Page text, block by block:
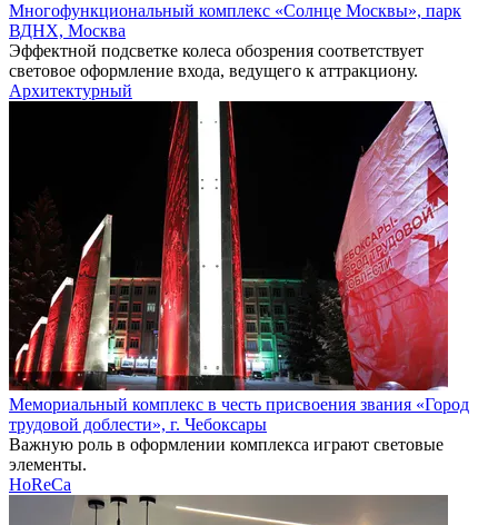
Многофункциональный комплекс «Солнце Москвы», парк
ВДНХ, Москва
Эффектной подсветке колеса обозрения соответствует
световое оформление входа, ведущего к аттракциону.
Архитектурный
Мемориальный комплекс в честь присвоения звания «Город
трудовой доблести», г. Чебоксары
Важную роль в оформлении комплекса играют световые
элементы.
HoReCa